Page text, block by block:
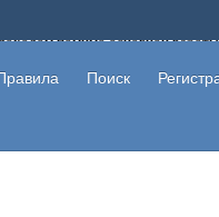
помимо основной
на развод. Вы сможете
не заставит себя долго ждать.
Поиск